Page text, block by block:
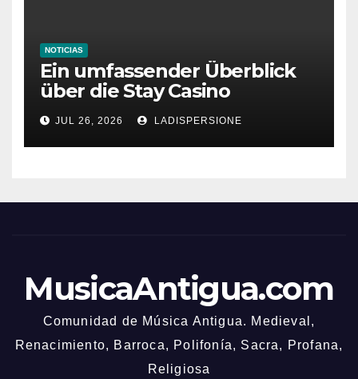
NOTICIAS
Ein umfassender Überblick
über die Stay Casino
Bonusbedingungen
JUL 26, 2026 LADISPERSIONE
MusicaAntigua.com
Comunidad de Música Antigua. Medieval,
Renacimiento, Barroca, Polifonía, Sacra, Profana,
Religiosa